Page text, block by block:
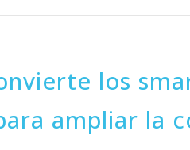
los
ampliar la